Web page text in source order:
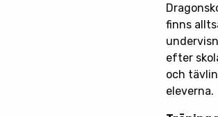
finns
efter
och
eleverna.